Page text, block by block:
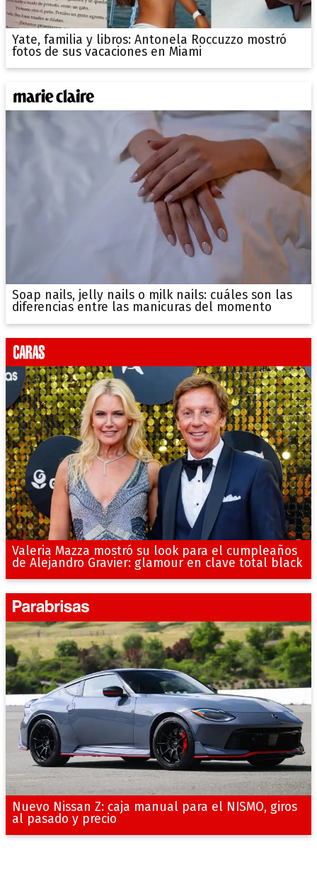
Yate, familia y libros: Antonela Roccuzzo mostró
fotos de sus vacaciones en Miami
Soap nails, jelly nails o milk nails: cuáles son las
diferencias entre las manicuras del momento
Valeria Mazza mostró su look para el cumpleaños
de Alejandro Gravier: glamour en clave total black
Nuevo Nissan Z: caja manual para el NISMO, giros
al pasado y precio